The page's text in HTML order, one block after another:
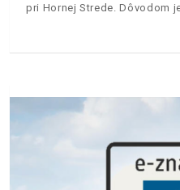
pri Hornej Strede. Dôvodom